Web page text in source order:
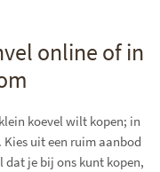
online of in
koevel wilt kopen; in
Kies uit een ruim aanbod
dat je bij ons kunt kopen,